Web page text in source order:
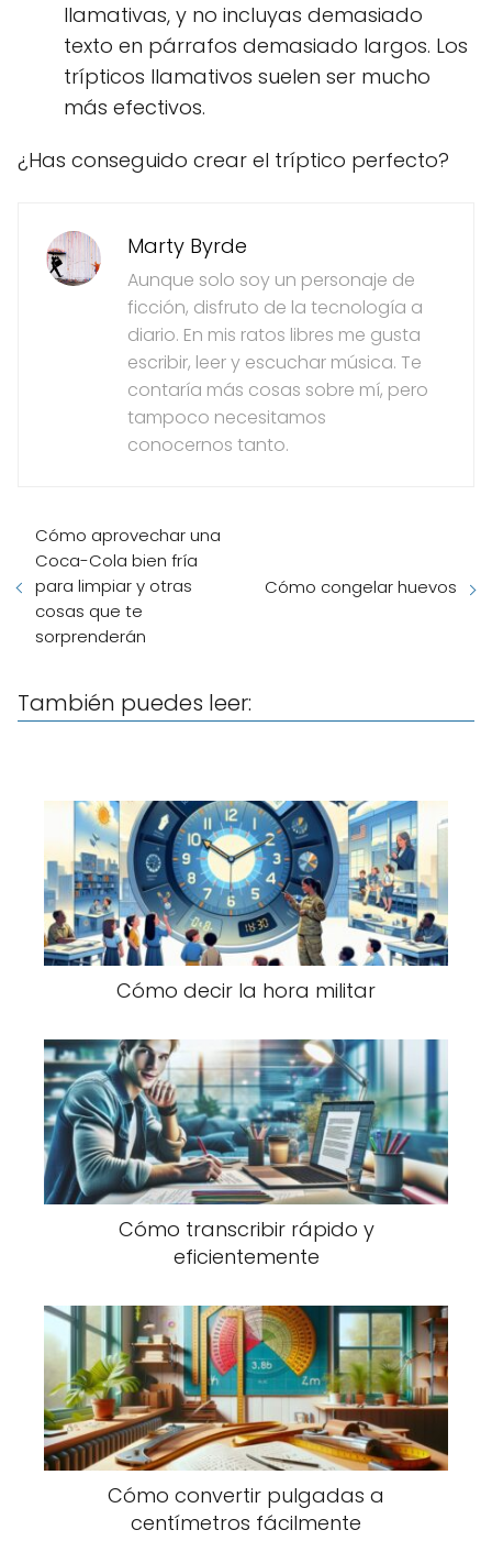
llamativas, y no incluyas demasiado
texto en párrafos demasiado largos. Los
trípticos llamativos suelen ser mucho
más efectivos.
¿Has conseguido crear el tríptico perfecto?
Marty Byrde
Aunque solo soy un personaje de
ficción, disfruto de la tecnología a
diario. En mis ratos libres me gusta
escribir, leer y escuchar música. Te
contaría más cosas sobre mí, pero
tampoco necesitamos
conocernos tanto.
Cómo aprovechar una
Coca-Cola bien fría
para limpiar y otras
cosas que te
sorprenderán
Cómo congelar huevos
También puedes leer:
Cómo decir la hora militar
Cómo transcribir rápido y
eficientemente
Cómo convertir pulgadas a
centímetros fácilmente